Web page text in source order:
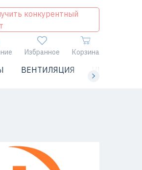
конкурентный
Избранное Корзина
ВЕНТИЛЯЦИЯ ЧИЛЛЕРЫ